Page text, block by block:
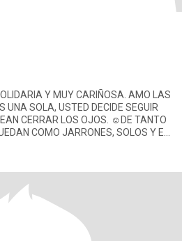
Y MUY CARIÑOSA. AMO LAS
UNA SOLA, USTED DECIDE SEGUIR
COMO JARRONES, SOLOS Y EN